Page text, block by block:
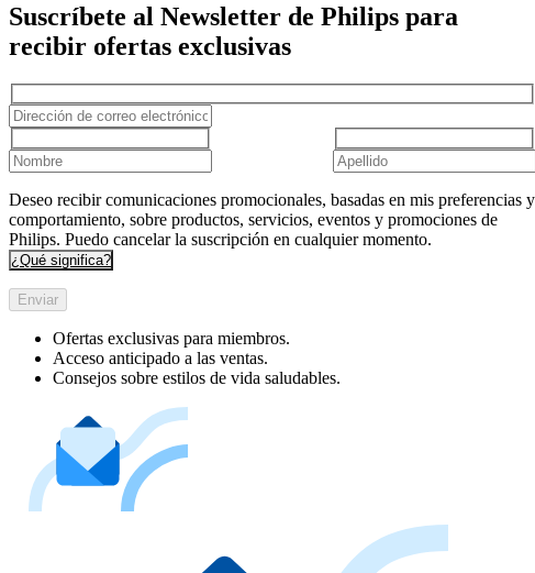
Suscríbete al Newsletter de Philips para
recibir ofertas exclusivas
Deseo recibir comunicaciones promocionales, basadas en mis preferencias y
comportamiento, sobre productos, servicios, eventos y promociones de
Philips. Puedo cancelar la suscripción en cualquier momento.
¿Qué significa?
Enviar
Ofertas exclusivas para miembros.
Acceso anticipado a las ventas.
Consejos sobre estilos de vida saludables.